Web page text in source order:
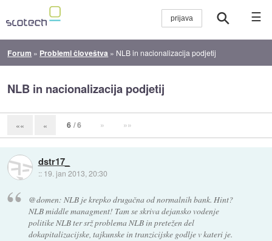
☰
Forum » Problemi človeštva » NLB in nacionalizacija podjetij
NLB in nacionalizacija podjetij
«« « 6 / 6 » »»
dstr17_
:: 19. jan 2013, 20:30
@domen: NLB je krepko drugačna od normalnih bank. Hint?
NLB middle managment! Tam se skriva dejansko vodenje
politike NLB ter srž problema NLB in pretežen del
dokapitalizacijske, tajkunske in tranzicijske godlje v kateri je.